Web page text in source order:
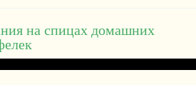
на спицах домашних